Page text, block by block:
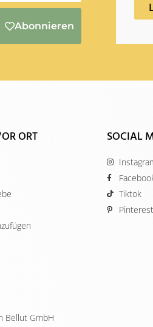
Abonnieren
ORT SOCIAL
Tiktok
Pinterest
Bellut GmbH